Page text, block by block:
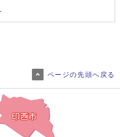
ページの先頭へ戻る